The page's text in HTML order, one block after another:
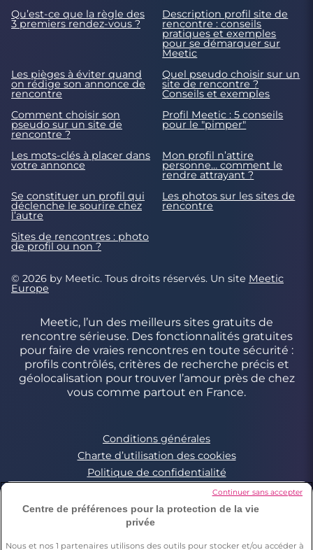
Qu’est-ce que la règle des
3 premiers rendez-vous ?
Description profil site de
rencontre : conseils
pratiques et exemples
pour se démarquer sur
Meetic
Les pièges à éviter quand
on rédige son annonce de
rencontre
Quel pseudo choisir sur un
site de rencontre ?
Conseils et exemples
Comment choisir son
pseudo sur un site de
rencontre ?
Profil Meetic : 5 conseils
pour le "pimper"
Les mots-clés à placer dans
votre annonce
Mon profil n’attire
personne… comment le
rendre attrayant ?
Se constituer un profil qui
déclenche le sourire chez
l’autre
Les photos sur les sites de
rencontre
Sites de rencontres : photo
de profil ou non ?
© 2026 by Meetic. Tous droits réservés. Un site Meetic
Europe
Meetic, l’un des meilleurs sites gratuits de
rencontre sérieuse. Des fonctionnalités gratuites
pour faire de vraies rencontres en toute sécurité :
profils contrôlés, critères de recherche précis et
géolocalisation pour trouver l’amour près de chez
vous comme partout en France.
Conditions générales
Charte d’utilisation des cookies
Politique de confidentialité
Conditions Générales applicables aux Events
Signaler un contenu illégal
Centre de préférences pour la protection de la vie
privée
Nous et nos 1 partenaires utilisons des outils pour stocker et/ou accéder à
Continuer sans accepter